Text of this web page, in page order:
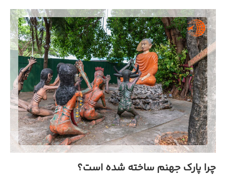
چرا پارک جهنم ساخته شده است؟